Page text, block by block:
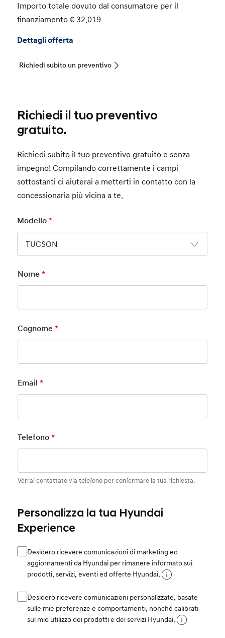
Importo totale dovuto dal consumatore per il
finanziamento € 32.019
Dettagli offerta
Richiedi subito un preventivo
Richiedi il tuo preventivo
gratuito.
Richiedi subito il tuo preventivo gratuito e senza
impegno! Compilando correttamente i campi
sottostanti ci aiuterai a metterti in contatto con la
concessionaria più vicina a te.
Modello*
TUCSON
Nome *Mandatory Field
Cognome *Mandatory Field
Email *Mandatory Field
Telefono *Mandatory Field
Verrai contattato via telefono per confermare la tua richiesta.
Personalizza la tua Hyundai
Experience
Desidero ricevere comunicazioni di marketing ed
aggiornamenti da Hyundai per rimanere informato sui
prodotti, servizi, eventi ed offerte Hyundai.
Desidero ricevere comunicazioni personalizzate, basate
sulle mie preferenze e comportamenti, nonché calibrati
sul mio utilizzo dei prodotti e dei servizi Hyundai.